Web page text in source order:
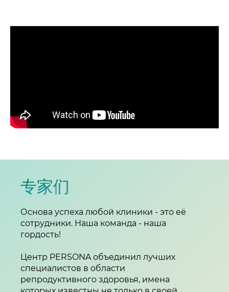
专家们
Основа успеха любой клиники - это её
сотрудники. Наша команда - наша
гордость!
Центр PERSONA объединил лучших
специалистов в области
репродуктивного здоровья, имена